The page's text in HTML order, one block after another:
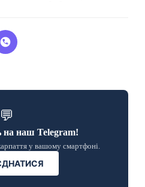
💬
на наш Telegram!
у вашому смартфоні.